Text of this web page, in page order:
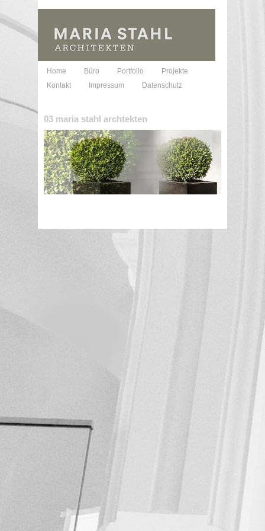
Home Büro Portfolio
Projekte
Kontakt
Impressum Datenschutz
03 maria stahl archtekten